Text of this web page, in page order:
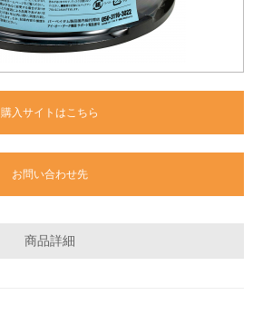
購入サイトはこちら
お問い合わせ先
商品詳細